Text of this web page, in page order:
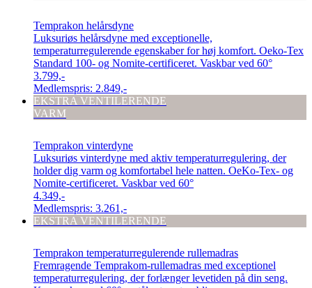
Temprakon helårsdyne
Luksuriøs helårsdyne med exceptionelle,
temperaturregulerende egenskaber for høj komfort. Oeko-Tex
Standard 100- og Nomite-certificeret. Vaskbar ved 60°
3.799,-
Medlemspris: 2.849,-
EKSTRA VENTILERENDE
VARM
Temprakon vinterdyne
Luksuriøs vinterdyne med aktiv temperaturregulering, der
holder dig varm og komfortabel hele natten. OeKo-Tex- og
Nomite-certificeret. Vaskbar ved 60°
4.349,-
Medlemspris: 3.261,-
EKSTRA VENTILERENDE
Temprakon temperaturregulerende rullemadras
Fremragende Temprakom-rullemadras med exceptionel
temperaturregulering, der forlænger levetiden på din seng.